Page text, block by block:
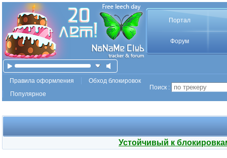
Портал
Форум
Правила оформления
Обход блокировок
Популярное
Поиск :
Устойчивый к